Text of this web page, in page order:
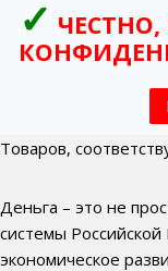
Товаров,
Деньга – это не
системы
экономическое